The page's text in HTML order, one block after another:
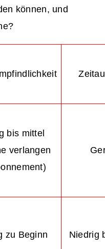
können, und
bis mittel
verlangen
zu Beginn Niedrig